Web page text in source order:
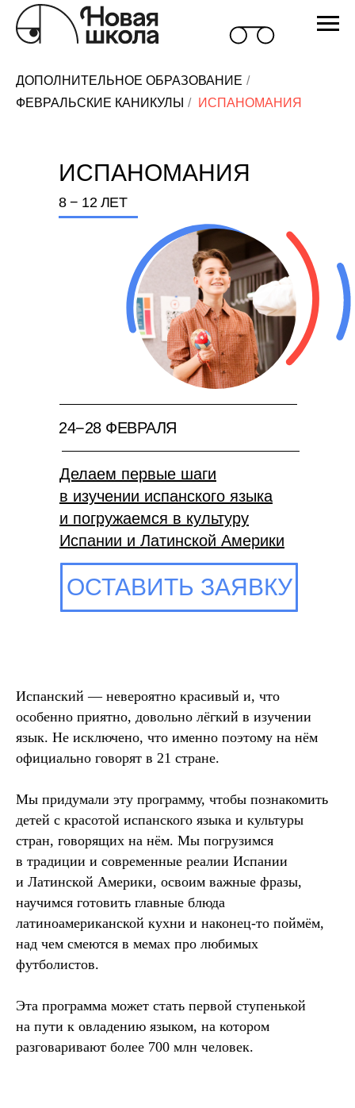
ДОПОЛНИТЕЛЬНОЕ ОБРАЗОВАНИЕ /
ФЕВРАЛЬСКИЕ КАНИКУЛЫ / ИСПАНОМАНИЯ
24−28 ФЕВРАЛЯ
8 − 12 ЛЕТ
Делаем первые шаги
в изучении испанского языка
и погружаемся в культуру
Испании и Латинской Америки
ИСПАНОМАНИЯ
ОСТАВИТЬ ЗАЯВКУ
Испанский — невероятно красивый и, что
особенно приятно, довольно лёгкий в изучении
язык. Не исключено, что именно поэтому на нём
официально говорят в 21 стране.
Мы придумали эту программу, чтобы познакомить
детей с красотой испанского языка и культуры
стран, говорящих на нём. Мы погрузимся
в традиции и современные реалии Испании
и Латинской Америки, освоим важные фразы,
научимся готовить главные блюда
латиноамериканской кухни и наконец-то поймём,
над чем смеются в мемах про любимых
футболистов.
Эта программа может стать первой ступенькой
на пути к овладению языком, на котором
разговаривают более 700 млн человек.